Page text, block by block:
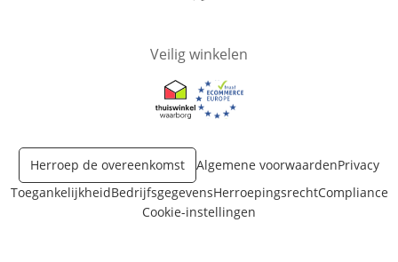
Veilig winkelen
Opent in nieuw venster
Opent in nieuw venster
Herroep de overeenkomst Algemene voorwaardenPrivacy
ToegankelijkheidBedrijfsgegevensHerroepingsrechtCompliance
Cookie-instellingen